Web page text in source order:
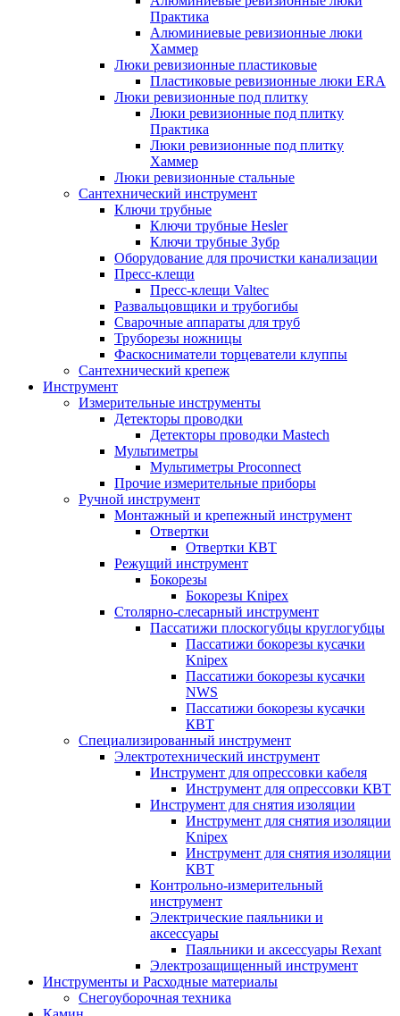
Практика
Алюминиевые ревизионные люки
Хаммер
Люки ревизионные пластиковые
Пластиковые ревизионные люки ERA
Люки ревизионные под плитку
Люки ревизионные под плитку
Практика
Люки ревизионные под плитку
Хаммер
Люки ревизионные стальные
Сантехнический инструмент
Ключи трубные
Ключи трубные Hesler
Ключи трубные Зубр
Оборудование для прочистки канализации
Пресс-клещи
Пресс-клещи Valtec
Развальцовщики и трубогибы
Сварочные аппараты для труб
Труборезы ножницы
Фаскосниматели торцеватели клуппы
Сантехнический крепеж
Инструмент
Измерительные инструменты
Детекторы проводки
Детекторы проводки Mastech
Мультиметры
Мультиметры Proconnect
Прочие измерительные приборы
Ручной инструмент
Монтажный и крепежный инструмент
Отвертки
Отвертки КВТ
Режущий инструмент
Бокорезы
Бокорезы Knipex
Столярно-слесарный инструмент
Пассатижи плоскогубцы круглогубцы
Пассатижи бокорезы кусачки
Knipex
Пассатижи бокорезы кусачки
NWS
Пассатижи бокорезы кусачки
КВТ
Специализированный инструмент
Электротехнический инструмент
Инструмент для опрессовки кабеля
Инструмент для опрессовки КВТ
Инструмент для снятия изоляции
Инструмент для снятия изоляции
Knipex
Инструмент для снятия изоляции
КВТ
Контрольно-измерительный
инструмент
Электрические паяльники и
аксессуары
Паяльники и аксессуары Rexant
Электрозащищенный инструмент
Инструменты и Расходные материалы
Снегоуборочная техника